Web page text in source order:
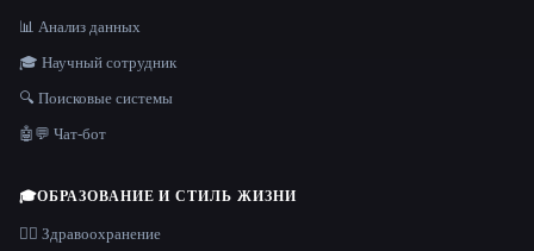
📊 Анализ данных
🎓 Научный сотрудник
🔍 Поисковые системы
🤖💬 Чат-бот
🎓ОБРАЗОВАНИЕ И СТИЛЬ ЖИЗНИ
👩‍⚕️ Здравоохранение